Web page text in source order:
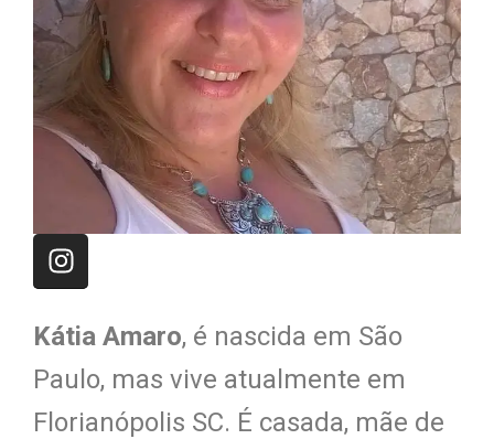
Kátia Amaro, é nascida em São
Paulo, mas vive atualmente em
Florianópolis SC. É casada, mãe de